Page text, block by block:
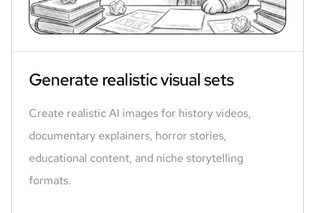
Generate realistic visual sets
Create realistic AI images for history videos,
documentary explainers, horror stories,
educational content, and niche storytelling
formats.